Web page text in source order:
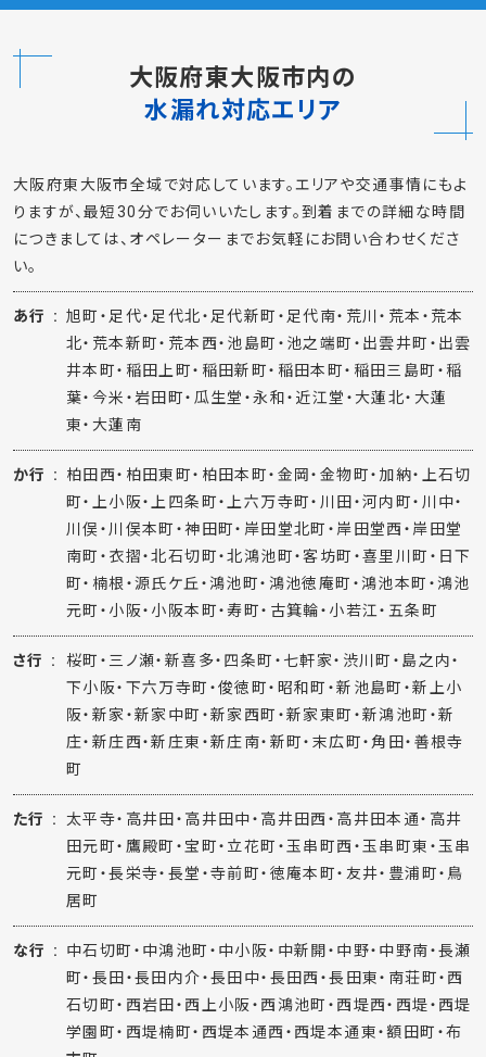
大阪府東大阪市内の
水漏れ対応エリア
大阪府東大阪市全域で対応しています。エリアや交通事情にもよ
りますが、最短30分でお伺いいたします。到着までの詳細な時間
につきましては、オペレーターまでお気軽にお問い合わせくださ
い。
あ行
旭町・足代・足代北・足代新町・足代南・荒川・荒本・荒本
北・荒本新町・荒本西・池島町・池之端町・出雲井町・出雲
井本町・稲田上町・稲田新町・稲田本町・稲田三島町・稲
葉・今米・岩田町・瓜生堂・永和・近江堂・大蓮北・大蓮
東・大蓮南
か行
柏田西・柏田東町・柏田本町・金岡・金物町・加納・上石切
町・上小阪・上四条町・上六万寺町・川田・河内町・川中・
川俣・川俣本町・神田町・岸田堂北町・岸田堂西・岸田堂
南町・衣摺・北石切町・北鴻池町・客坊町・喜里川町・日下
町・楠根・源氏ケ丘・鴻池町・鴻池徳庵町・鴻池本町・鴻池
元町・小阪・小阪本町・寿町・古箕輪・小若江・五条町
さ行
桜町・三ノ瀬・新喜多・四条町・七軒家・渋川町・島之内・
下小阪・下六万寺町・俊徳町・昭和町・新池島町・新上小
阪・新家・新家中町・新家西町・新家東町・新鴻池町・新
庄・新庄西・新庄東・新庄南・新町・末広町・角田・善根寺
町
た行
太平寺・高井田・高井田中・高井田西・高井田本通・高井
田元町・鷹殿町・宝町・立花町・玉串町西・玉串町東・玉串
元町・長栄寺・長堂・寺前町・徳庵本町・友井・豊浦町・鳥
居町
な行
中石切町・中鴻池町・中小阪・中新開・中野・中野南・長瀬
町・長田・長田内介・長田中・長田西・長田東・南荘町・西
石切町・西岩田・西上小阪・西鴻池町・西堤西・西堤・西堤
学園町・西堤楠町・西堤本通西・西堤本通東・額田町・布